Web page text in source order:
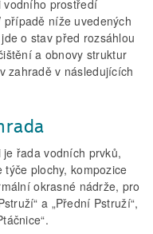
vodního prostředí
níže uvedených
o stav před rozsáhlou
a obnovy struktur
zahradě v následujících
řada vodních prvků,
plochy, kompozice
okrasné nádrže, pro
a „Přední Pstruží“,